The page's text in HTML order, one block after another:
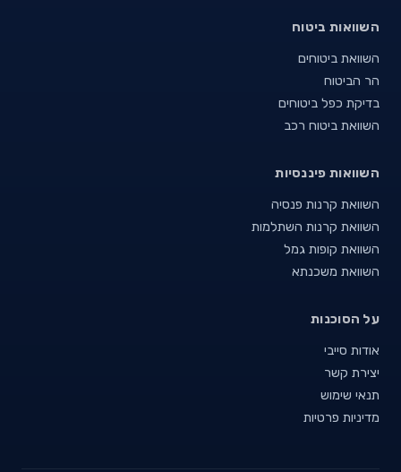
השוואות ביטוח
השוואת ביטוחים
הר הביטוח
בדיקת כפל ביטוחים
השוואת ביטוח רכב
השוואות פיננסיות
השוואת קרנות פנסיה
השוואת קרנות השתלמות
השוואת קופות גמל
השוואת משכנתא
על הסוכנות
אודות סייבי
יצירת קשר
תנאי שימוש
מדיניות פרטיות